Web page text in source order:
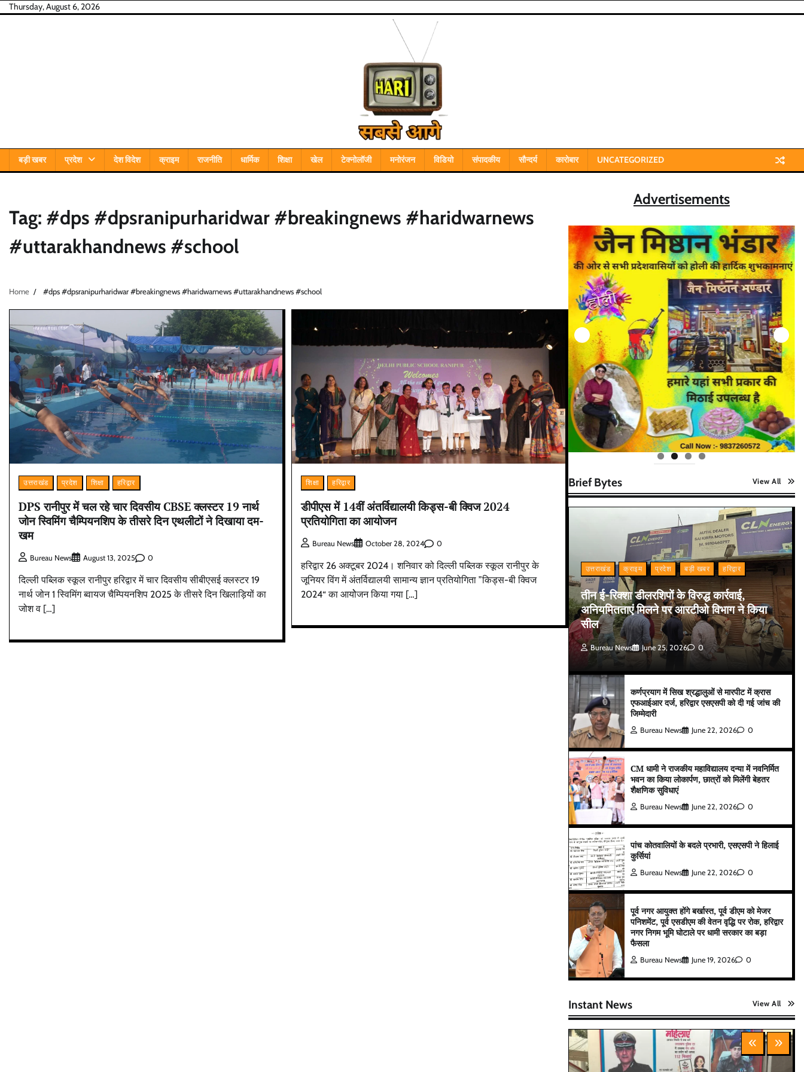
SkipThursday, August 6, 2026
बड़ी खबर प्रदेश देश विदेश क्राइम राजनीति धार्मिक शिक्षा खेल टेक्नोलॉजी मनोरंजन विडियो संपादकीय सौन्दर्य कारोबार UNCATEGORIZED
Tag: #dps #dpsranipurharidwar #breakingnews #haridwarnews
#uttarakhandnews #school
Home #dps #dpsranipurharidwar #breakingnews #haridwarnews #uttarakhandnews #school
उत्तराखंड प्रदेश शिक्षा हरिद्वार
DPS रानीपुर में चल रहे चार दिवसीय CBSE क्लस्टर 19 नार्थ
जोन स्विमिंग चैम्पियनशिप के तीसरे दिन एथलीटों ने‌ दिखाया दम-
खम
Bureau News August 13, 2025 0
दिल्ली पब्लिक स्कूल रानीपुर हरिद्वार में चार दिवसीय सीबीएसई क्लस्टर 19
नार्थ जोन 1 स्विमिंग ब्वायज चैम्पियनशिप 2025 के तीसरे दिन खिलाड़ियों का
जोश व […]
शिक्षा हरिद्वार
डीपीएस में 14वीं अंतर्विद्यालयी किड्स-बी क्विज 2024
प्रतियोगिता का आयोजन
Bureau News October 28, 2024 0
हरिद्वार 26 अक्टूबर 2024। शनिवार को दिल्ली पब्लिक स्कूल रानीपुर के
जूनियर विंग में अंतर्विद्यालयी सामान्य ज्ञान प्रतियोगिता ”किड्स-बी क्विज
2024“ का आयोेजन किया गया […]
Advertisements
Brief Bytes View All
उत्तराखंड क्राइम प्रदेश बड़ी खबर हरिद्वार
तीन ई-रिक्शा डीलरशिपों के विरुद्ध कार्रवाई,
अनियमितताएं मिलने पर आरटीओ विभाग ने किया
सील
Bureau News June 25, 2026 0
कर्णप्रयाग में सिख श्रद्धालुओं से मारपीट में क्रास
एफआईआर दर्ज, हरिद्वार एसएसपी को दी गई जांच की
जिम्मेदारी
Bureau News June 22, 2026 0
CM धामी ने राजकीय महाविद्यालय दन्या में नवनिर्मित
भवन का किया लोकार्पण, छात्रों को मिलेंगी बेहतर
शैक्षणिक सुविधाएं
Bureau News June 22, 2026 0
पांच कोतवालियों के बदले प्रभारी, एसएसपी ने हिलाई
कुर्सियां
Bureau News June 22, 2026 0
पूर्व नगर आयुक्त होंगे बर्खास्त, पूर्व डीएम को मेजर
पनिशमेंट, पूर्व एसडीएम की वेतन वृद्धि पर रोक, हरिद्वार
नगर निगम भूमि घोटाले पर धामी सरकार का बड़ा
फैसला
Bureau News June 19, 2026 0
Instant News View All